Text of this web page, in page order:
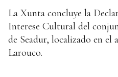
La Xunta concluye la
Interese Cultural del
de Seadur, localizado en el
Larouco.